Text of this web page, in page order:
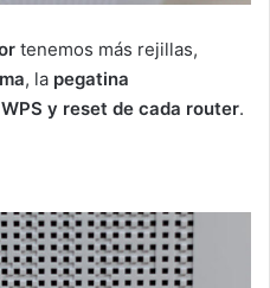
tenemos más rejillas,
, la pegatina
y reset de cada router.